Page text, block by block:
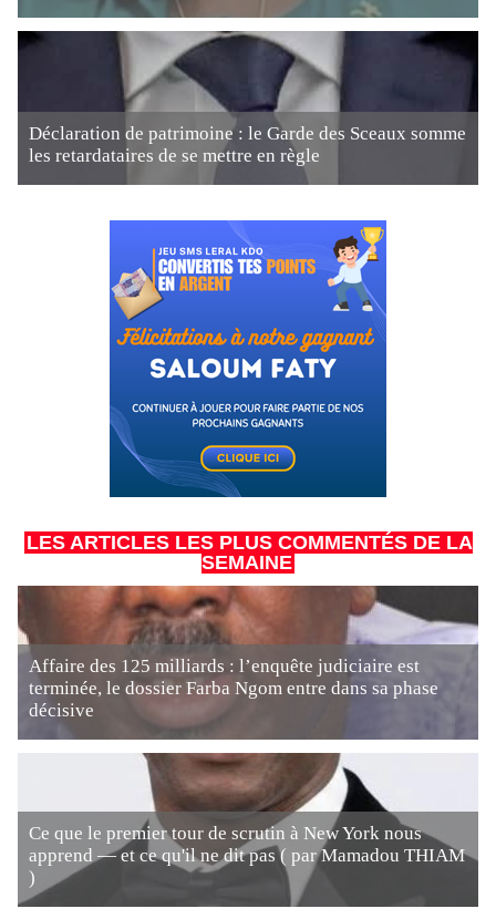
Déclaration de patrimoine : le Garde des Sceaux somme
les retardataires de se mettre en règle
LES ARTICLES LES PLUS COMMENTÉS DE LA
SEMAINE
Affaire des 125 milliards : l’enquête judiciaire est
terminée, le dossier Farba Ngom entre dans sa phase
décisive
Ce que le premier tour de scrutin à New York nous
apprend — et ce qu'il ne dit pas ( par Mamadou THIAM
)